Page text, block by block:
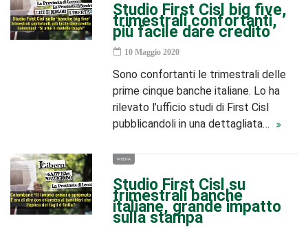
Studio First Cisl big five,
trimestrali confortanti,
più facile dare credito
10 Maggio 2020
Sono confortanti le trimestrali delle
prime cinque banche italiane. Lo ha
rilevato l’ufficio studi di First Cisl
pubblicandoli in una dettagliata…
MEDIA
Studio First Cisl su
trimestrali banche
italiane, grande impatto
sulla stampa